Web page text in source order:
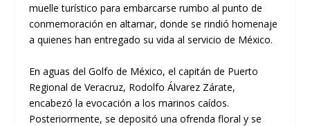
muelle turístico para embarcarse rumbo al punto de
conmemoración en altamar, donde se rindió homenaje
a quienes han entregado su vida al servicio de México.
En aguas del Golfo de México, el capitán de Puerto
Regional de Veracruz, Rodolfo Álvarez Zárate,
encabezó la evocación a los marinos caídos.
Posteriormente, se depositó una ofrenda floral y se